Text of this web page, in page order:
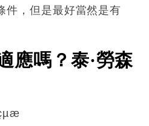
件，但是最好當然是有
應嗎？ 泰·勞森